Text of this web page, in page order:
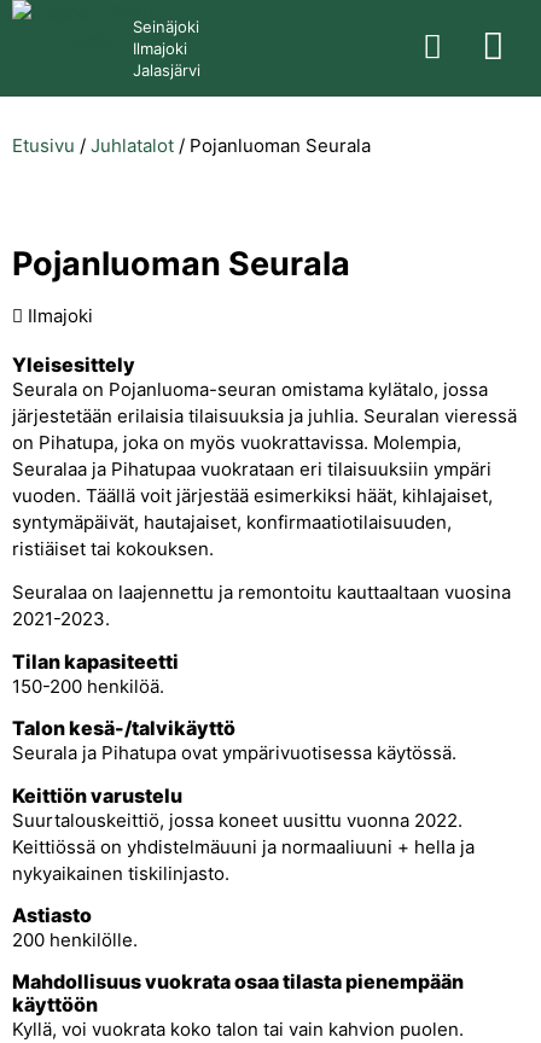
Seinäjoki
Ilmajoki
Jalasjärvi
Etusivu / Juhlatalot / Pojanluoman Seurala
Pojanluoman Seurala
Ilmajoki
Yleisesittely
Seurala on Pojanluoma-seuran omistama kylätalo, jossa
järjestetään erilaisia tilaisuuksia ja juhlia. Seuralan vieressä
on Pihatupa, joka on myös vuokrattavissa. Molempia,
Seuralaa ja Pihatupaa vuokrataan eri tilaisuuksiin ympäri
vuoden. Täällä voit järjestää esimerkiksi häät, kihlajaiset,
syntymäpäivät, hautajaiset, konfirmaatiotilaisuuden,
ristiäiset tai kokouksen.
Seuralaa on laajennettu ja remontoitu kauttaaltaan vuosina
2021-2023.
Tilan kapasiteetti
150-200 henkilöä.
Talon kesä-/talvikäyttö
Seurala ja Pihatupa ovat ympärivuotisessa käytössä.
Keittiön varustelu
Suurtalouskeittiö, jossa koneet uusittu vuonna 2022.
Keittiössä on yhdistelmäuuni ja normaaliuuni + hella ja
nykyaikainen tiskilinjasto.
Astiasto
200 henkilölle.
Mahdollisuus vuokrata osaa tilasta pienempään
käyttöön
Kyllä, voi vuokrata koko talon tai vain kahvion puolen.